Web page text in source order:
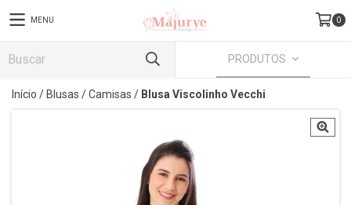
MENU 0
PRODUTOS
Início / Blusas /Camisas / Blusa Viscolinho Vecchi